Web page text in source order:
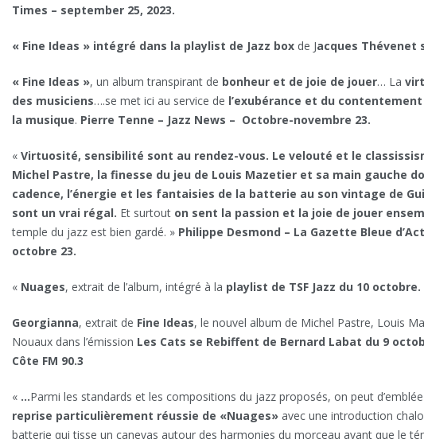
Times – september 25, 2023.
« Fine Ideas » intégré dans la playlist de Jazz box de Jacques Thévenet
« Fine Ideas », un album transpirant de bonheur et de joie de jouer… La
des musiciens….se met ici au service de l’exubérance et du
la musique. Pierre Tenne – Jazz News – Octobre-novembre 23.
« Virtuosité, sensibilité sont au rendez-vous. Le velouté et le
Michel Pastre, la finesse du jeu de Louis Mazetier et sa main gauche
cadence, l’énergie et les fantaisies de la batterie au son vintage de
sont un vrai régal. Et surtout on sent la passion et la joie de jouer
temple du jazz est bien gardé. » Philippe Desmond – La Gazette Bleue
octobre 23.
« Nuages, extrait de l’album, intégré à la playlist de TSF Jazz du 10 octobre.
Georgianna, extrait de Fine Ideas, le nouvel album de Michel Pastre, Louis
Nouaux dans l’émission Les Cats se Rebiffent de Bernard Labat du 9
Côte FM 90.3
« …Parmi les standards et les compositions du jazz proposés, on peut
reprise particulièrement réussie de «Nuages» avec une introduction
batterie qui tisse un canevas autour des harmonies du morceau avant que le